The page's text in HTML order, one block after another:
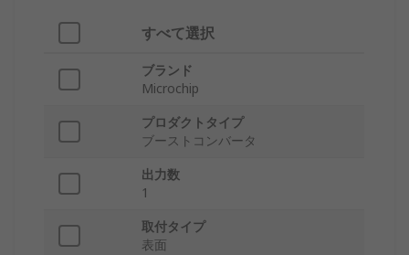
すべて選択
ブランド
Microchip
プロダクトタイプ
ブーストコンバータ
出力数
1
取付タイプ
表面